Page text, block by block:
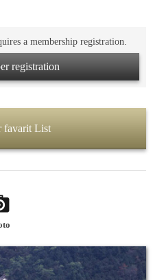
a membership registration.
registration
favarit List